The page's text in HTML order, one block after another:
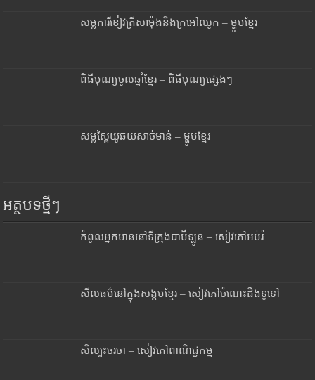
សម្លការីខៀវត្រីសាម៉ុងនិងក្រអៅឈូក – ម្ហូបខ្មែរ
ពិធីបុណ្យចូលឆ្នាំខ្មែរ – ពិធីបុណ្យផ្សេងៗ
សម្លស្ពៃយូឆយសាច់មាន់ – ម្ហូបខ្មែរ
អត្ថបទថ្មីៗ
កំពូលអ្នកមាននៅទីក្រុងបាប៊ីឡូន – សៀវភៅអប់រំ
សីលធម៌នៅក្នុងសង្គមខ្មែរ – សៀវភៅចំណេះដឹងទូទៅ
សិល្បះចរចា – សៀវភៅពាណិជ្ជកម្ម